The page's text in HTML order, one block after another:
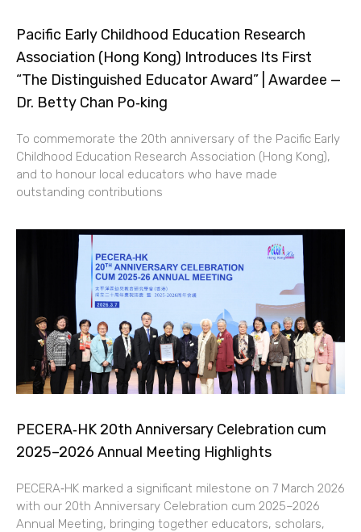
Pacific Early Childhood Education Research
Association (Hong Kong) Introduces Its First
“The Distinguished Educator Award” | Awardee —
Dr. Betty Chan Po‑king
To commemorate the 20th anniversary of the Pacific Early
Childhood Education Research Association (Hong Kong),
and to honour local educators who have made
outstanding contributions
PECERA‑HK 20th Anniversary Celebration cum
2025–2026 Annual Meeting Highlights
PECERA‑HK marked a significant milestone on 7 March 2026
with our 20th Anniversary Celebration cum 2025–2026
Annual Meeting, bringing together educators, scholars,